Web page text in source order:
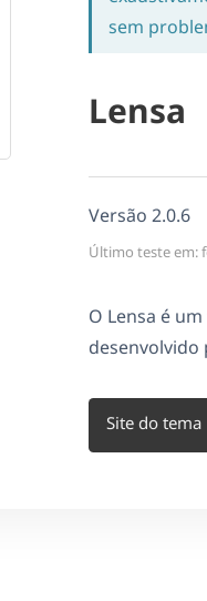
sem
Lensa
Versão 2.0.6
Último teste em:
O Lensa é
Site do tema